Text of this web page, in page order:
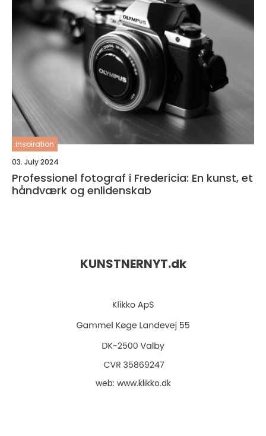
inspiration
03. July 2024
Professionel fotograf i Fredericia: En kunst, et
håndværk og enlidenskab
KUNSTNERNYT.dk
web: www.klikko.dk